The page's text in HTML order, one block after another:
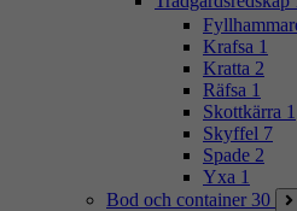
Krafsa 1
Kratta 2
Räfsa 1
Skottkärra 1
Skyffel 7
Spade 2
Yxa 1
Bod och container 30